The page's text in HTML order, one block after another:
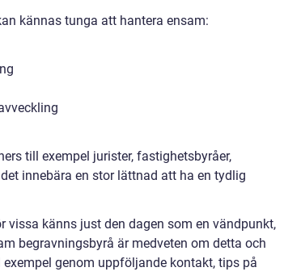
kännas tunga att hantera ensam:
till exempel jurister, fastighetsbyråer,
innebära en stor lättnad att ha en tydlig
vissa känns just den dagen som en vändpunkt,
begravningsbyrå är medveten om detta och
genom uppföljande kontakt, tips på